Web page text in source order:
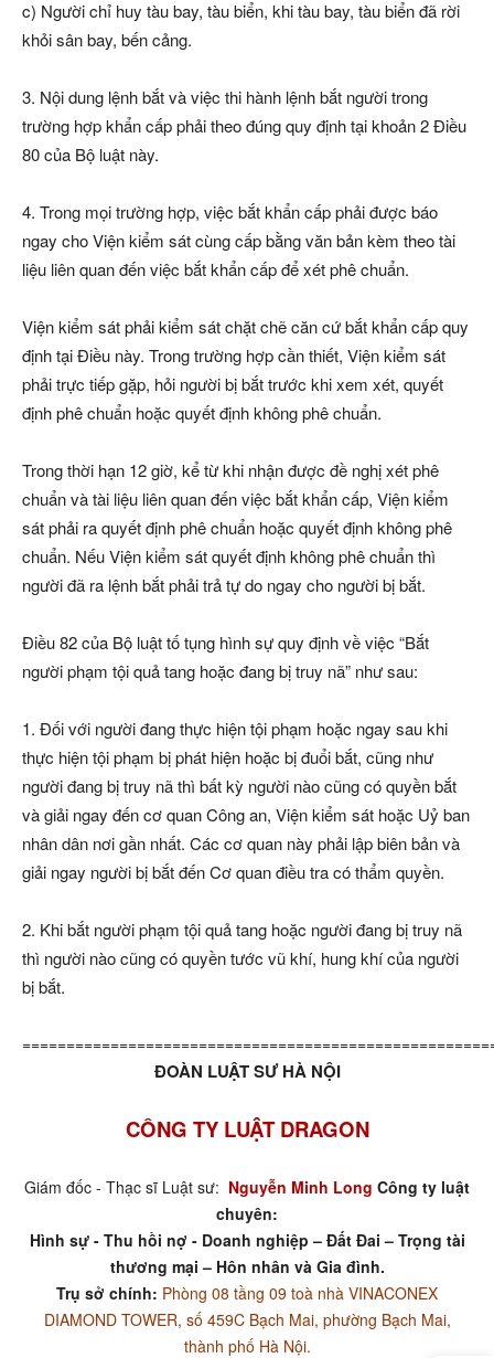
c) Người chỉ huy tàu bay, tàu biển, khi tàu bay, tàu biển đã rời
khỏi sân bay, bến cảng.
3. Nội dung lệnh bắt và việc thi hành lệnh bắt người trong
trường hợp khẩn cấp phải theo đúng quy định tại khoản 2 Điều
80 của Bộ luật này.
4. Trong mọi trường hợp, việc bắt khẩn cấp phải được báo
ngay cho Viện kiểm sát cùng cấp bằng văn bản kèm theo tài
liệu liên quan đến việc bắt khẩn cấp để xét phê chuẩn.
Viện kiểm sát phải kiểm sát chặt chẽ căn cứ bắt khẩn cấp quy
định tại Điều này. Trong trường hợp cần thiết, Viện kiểm sát
phải trực tiếp gặp, hỏi người bị bắt trước khi xem xét, quyết
định phê chuẩn hoặc quyết định không phê chuẩn.
Trong thời hạn 12 giờ, kể từ khi nhận được đề nghị xét phê
chuẩn và tài liệu liên quan đến việc bắt khẩn cấp, Viện kiểm
sát phải ra quyết định phê chuẩn hoặc quyết định không phê
chuẩn. Nếu Viện kiểm sát quyết định không phê chuẩn thì
người đã ra lệnh bắt phải trả tự do ngay cho người bị bắt.
Điều 82 của Bộ luật tố tụng hình sự quy định về việc “Bắt
người phạm tội quả tang hoặc đang bị truy nã” như sau:
1. Đối với người đang thực hiện tội phạm hoặc ngay sau khi
thực hiện tội phạm bị phát hiện hoặc bị đuổi bắt, cũng như
người đang bị truy nã thì bất kỳ người nào cũng có quyền bắt
và giải ngay đến cơ quan Công an, Viện kiểm sát hoặc Uỷ ban
nhân dân nơi gần nhất. Các cơ quan này phải lập biên bản và
giải ngay người bị bắt đến Cơ quan điều tra có thẩm quyền.
2. Khi bắt người phạm tội quả tang hoặc người đang bị truy nã
thì người nào cũng có quyền tước vũ khí, hung khí của người
bị bắt.
ĐOÀN LUẬT SƯ HÀ NỘI
CÔNG TY LUẬT DRAGON
Giám đốc - Thạc sĩ Luật sư: Nguyễn Minh Long Công ty luật
chuyên:
Hình sự - Thu hồi nợ - Doanh nghiệp – Đất Đai – Trọng tài
thương mại – Hôn nhân và Gia đình.
Trụ sở chính: Phòng 08 tầng 09 toà nhà VINACONEX
DIAMOND TOWER, số 459C Bạch Mai, phường Bạch Mai,
thành phố Hà Nội.